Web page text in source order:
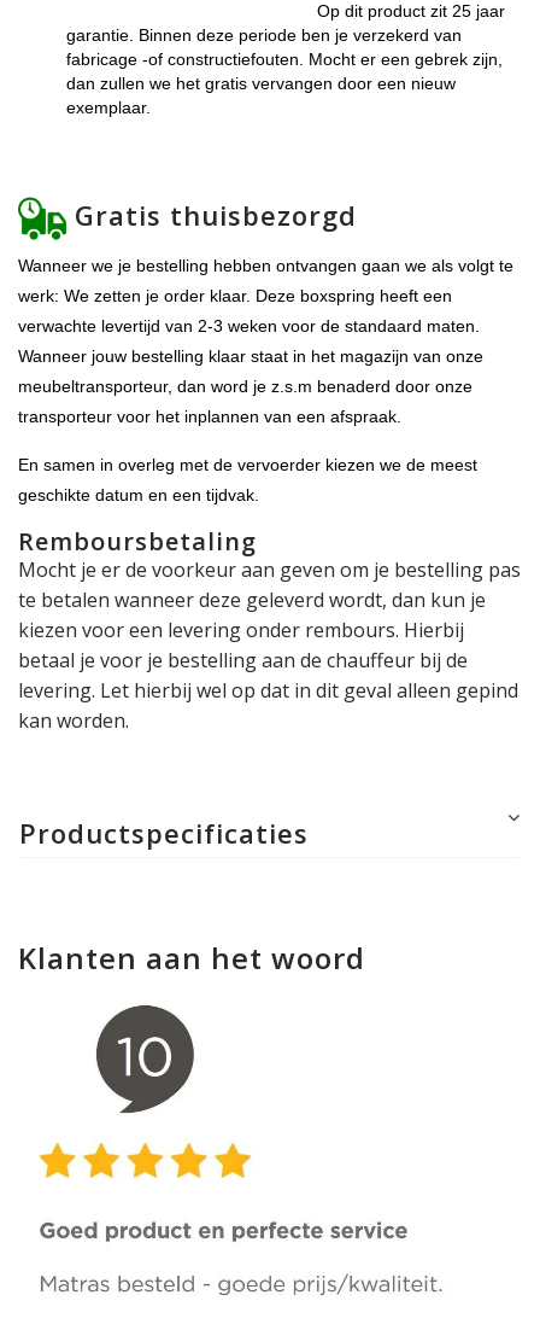
Op dit product zit 25 jaar
garantie. Binnen deze periode ben je verzekerd van
fabricage -of constructiefouten. Mocht er een gebrek zijn,
dan zullen we het gratis vervangen door een nieuw
exemplaar.
Gratis thuisbezorgd
Wanneer we je bestelling hebben ontvangen gaan we als volgt te
werk: We zetten je order klaar. Deze boxspring heeft een
verwachte levertijd van 2-3 weken voor de standaard maten.
Wanneer jouw bestelling klaar staat in het magazijn van onze
meubeltransporteur, dan word je z.s.m benaderd door onze
transporteur voor het inplannen van een afspraak.
En samen in overleg met de vervoerder kiezen we de meest
geschikte datum en een tijdvak.
Remboursbetaling
Mocht je er de voorkeur aan geven om je bestelling pas
te betalen wanneer deze geleverd wordt, dan kun je
kiezen voor een levering onder rembours. Hierbij
betaal je voor je bestelling aan de chauffeur bij de
levering. Let hierbij wel op dat in dit geval alleen gepind
kan worden.
Productspecificaties
Klanten aan het woord